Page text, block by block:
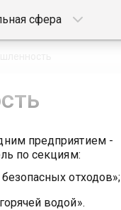
сфера
предприятием -
по секциям:
отходов»;
водой».